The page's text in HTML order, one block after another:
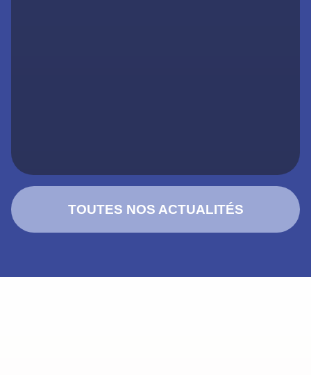
TOUTES NOS ACTUALITÉS